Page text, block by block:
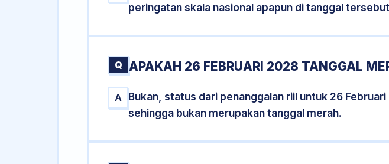
peringatan skala nasional apapun di tanggal
Q APAKAH 26 FEBRUARI 2028 TANGGAL
A
Bukan, status dari penanggalan riil untuk 26
sehingga bukan merupakan tanggal merah.